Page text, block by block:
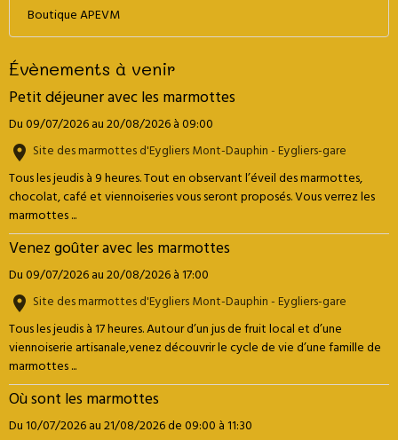
Boutique APEVM
Évènements à venir
Petit déjeuner avec les marmottes
Du 09/07/2026au 20/08/2026à 09:00
Site des marmottes d'Eygliers Mont-Dauphin - Eygliers-gare
Tous les jeudis à 9 heures. Tout en observant l’éveil des marmottes,
chocolat, café et viennoiseries vous seront proposés. Vous verrez les
marmottes ...
Venez goûter avec les marmottes
Du 09/07/2026au 20/08/2026à 17:00
Site des marmottes d'Eygliers Mont-Dauphin - Eygliers-gare
Tous les jeudis à 17 heures. Autour d’un jus de fruit local et d’une
viennoiserie artisanale,venez découvrir le cycle de vie d’une famille de
marmottes ...
Où sont les marmottes
Du 10/07/2026au 21/08/2026de 09:00à 11:30